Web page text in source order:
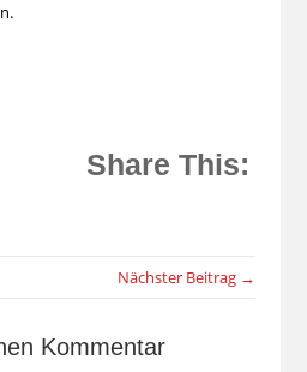
Share This:
Nächster Beitrag →
Kommentar